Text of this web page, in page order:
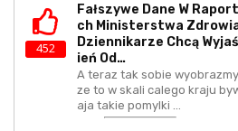
452
Fałszywe Dane W
Ch Ministerstwa
Dziennikarze Chcą
Ień Od…
A teraz tak sobie
ze to w skali calego kraju
aja takie pomylki ...